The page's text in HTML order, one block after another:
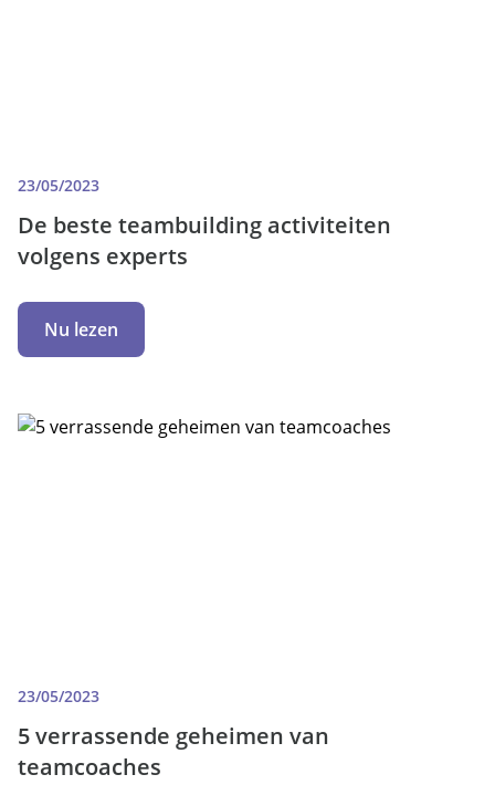
23/05/2023
De beste teambuilding activiteiten
volgens experts
Nu lezen
23/05/2023
5 verrassende geheimen van
teamcoaches